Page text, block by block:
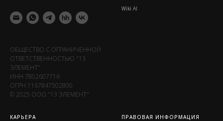
ОБЩЕСТВО С ОГРАНИЧЕННОЙ
ОТВЕТСТВЕННОСТЬЮ "13
ЭЛЕМЕНТ"
ИНН 7802607716
ОГРН 1167847502800
© 2025 ООО "13 ЭЛЕМЕНТ"
Wiki Al
КАРЬЕРА ПРАВОВАЯ ИНФОРМАЦИЯ